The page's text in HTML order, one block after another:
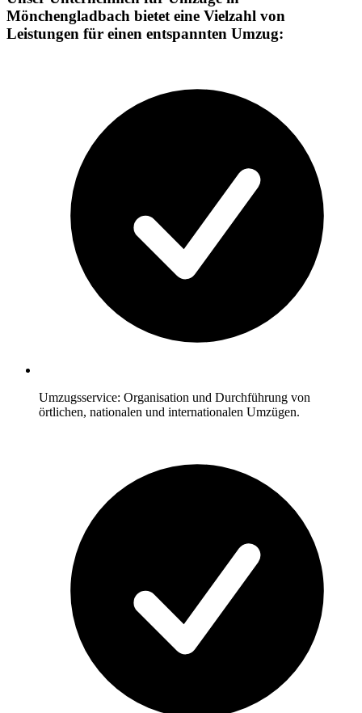
Mönchengladbach bietet eine Vielzahl von
Leistungen für einen entspannten Umzug:
Umzugsservice: Organisation und Durchführung von
örtlichen, nationalen und internationalen Umzügen.